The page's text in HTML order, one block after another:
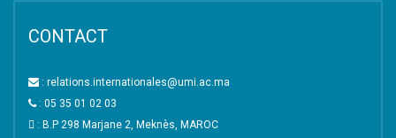
CONTACT
: relations.internationales@umi.ac.ma
: 05 35 01 02 03
: B.P 298 Marjane 2, Meknès, MAROC